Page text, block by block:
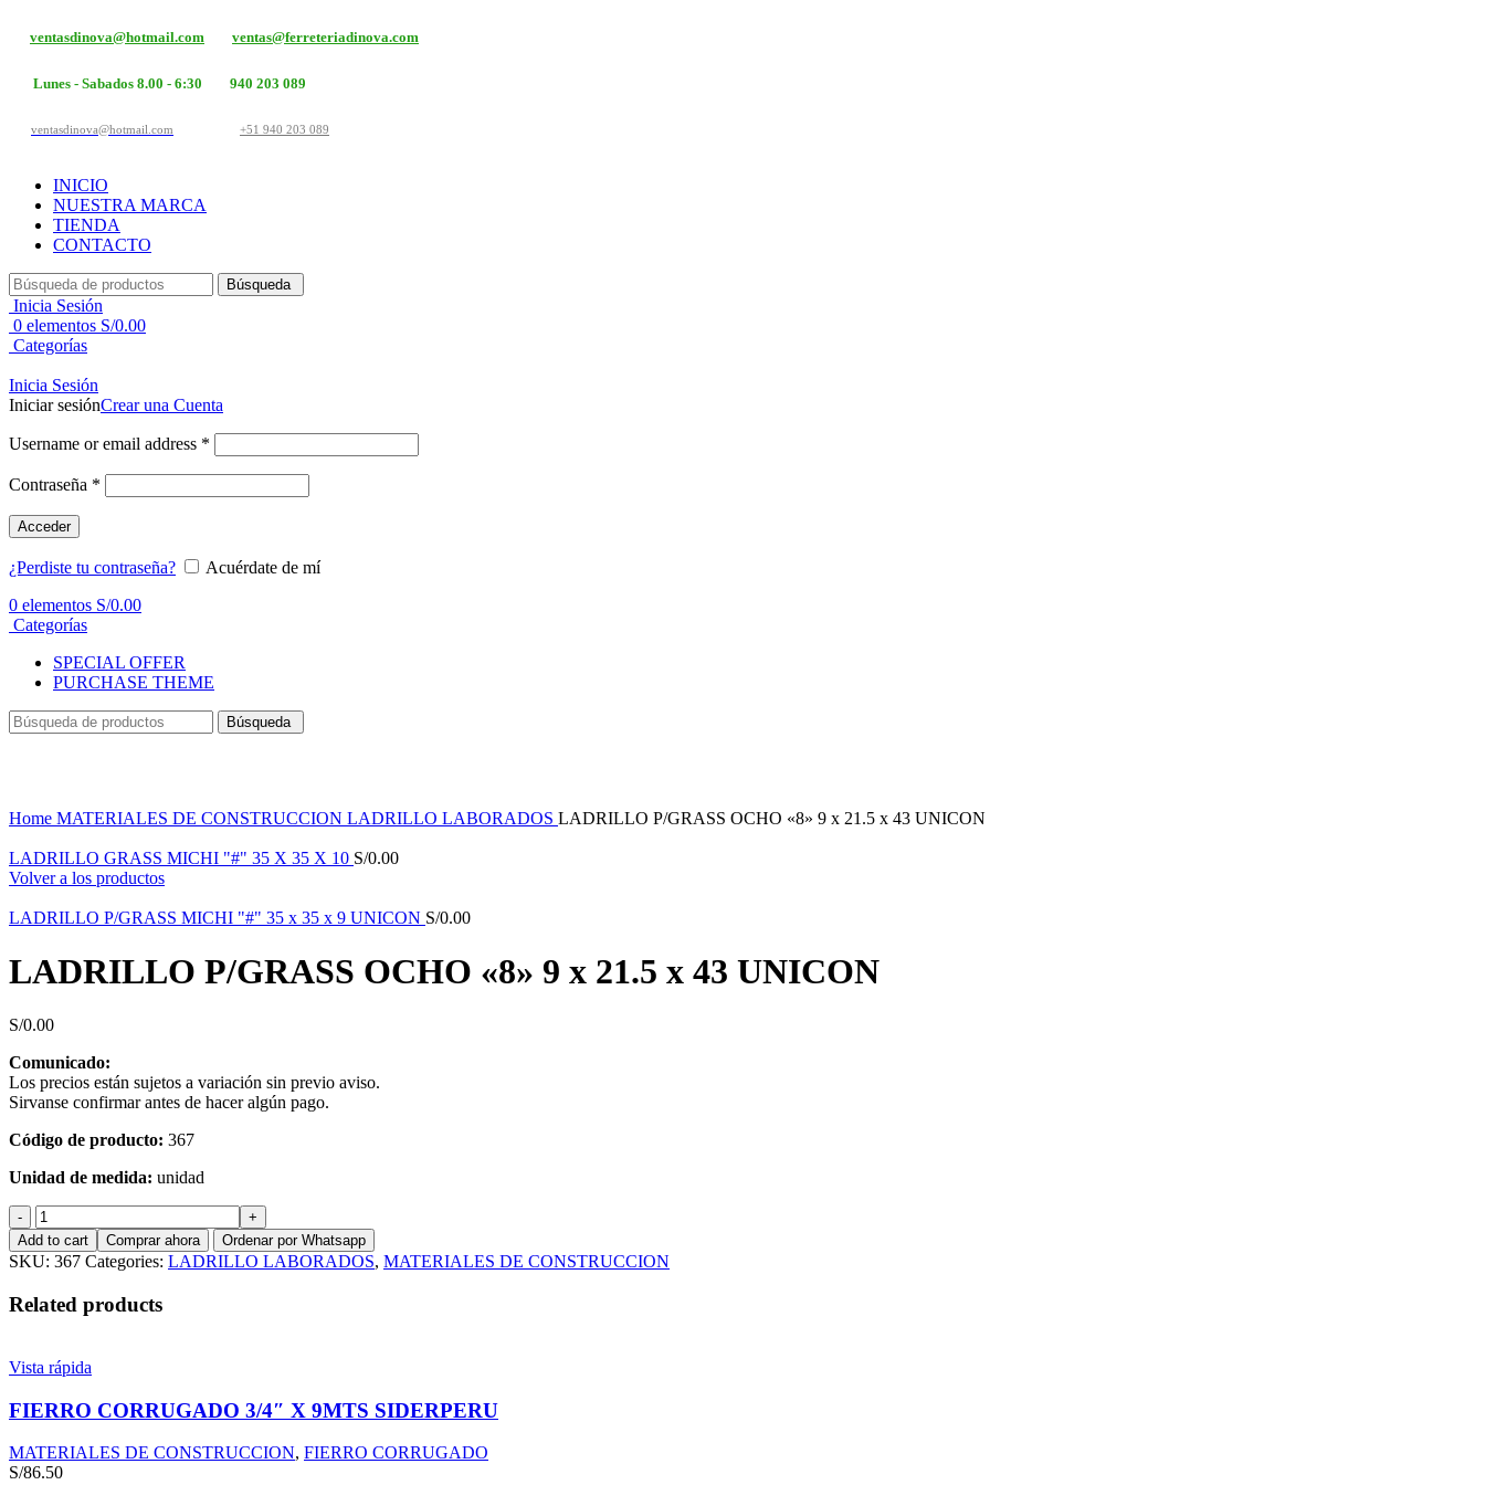
ventasdinova@hotmail.com ventas@ferreteriadinova.com
Lunes - Sabados 8.00 - 6:30 940 203 089
ventasdinova@hotmail.com +51 940 203 089
INICIO
NUESTRA MARCA
TIENDA
CONTACTO
Búsqueda
Inicia Sesión
0 elementos S/0.00
Categorías
Inicia Sesión
Iniciar sesiónCrear una Cuenta
Username or email address *
Contraseña *
Acceder
¿Perdiste tu contraseña?
Acuérdate de mí
0 elementos S/0.00
Categorías
SPECIAL OFFER
PURCHASE THEME
Búsqueda
Home MATERIALES DE CONSTRUCCION LADRILLO LABORADOS LADRILLO P/GRASS OCHO «8» 9 x 21.5 x 43 UNICON
LADRILLO GRASS MICHI "#" 35 X 35 X 10 S/0.00
Volver a los productos
LADRILLO P/GRASS MICHI "#" 35 x 35 x 9 UNICON S/0.00
LADRILLO P/GRASS OCHO «8» 9 x 21.5 x 43 UNICON
S/0.00
Comunicado:
Los precios están sujetos a variación sin previo aviso.
Sirvanse confirmar antes de hacer algún pago.
Código de producto: 367
Unidad de medida: unidad
LADRILLO
P/GRASS
OCHO
"8"
9
x
43
quantity
Add to cart Comprar ahora Ordenar por Whatsapp
SKU: 367 Categories: LADRILLO LABORADOS, MATERIALES DE CONSTRUCCION
Related products
Vista rápida
FIERRO CORRUGADO 3/4″ X 9MTS SIDERPERU
MATERIALES DE CONSTRUCCION, FIERRO CORRUGADO
S/86.50